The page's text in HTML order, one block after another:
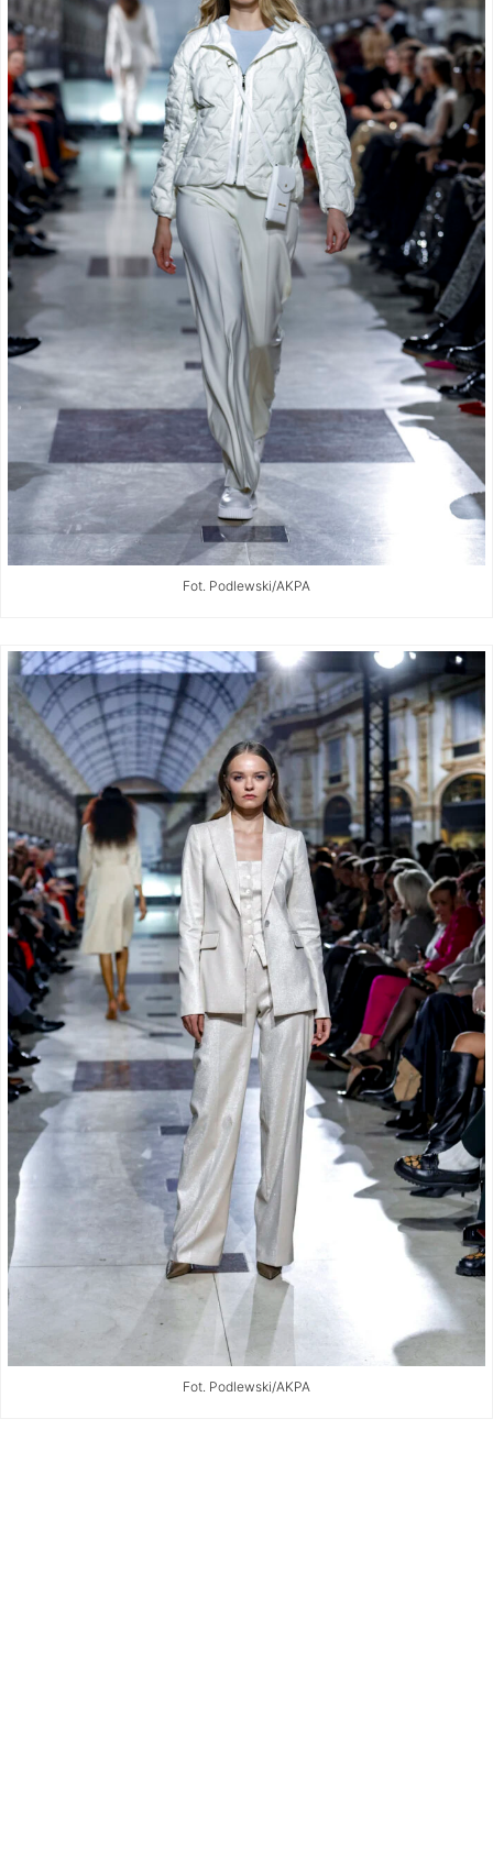
Fot. Podlewski/AKPA
Fot. Podlewski/AKPA